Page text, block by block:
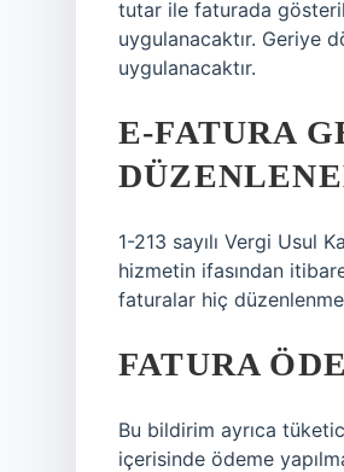
tutar ile faturada
uygulanacaktır. Geriye
uygulanacaktır.
E-FATURA
1-213 sayılı Vergi Usul
hizmetin ifasından
faturalar hiç
FATURA
Bu bildirim ayrıca
içerisinde ödeme